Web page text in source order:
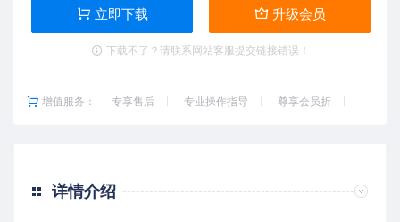
立即下载 升级会员
下载不了？请联系网站客服提交链接错误！
增值服务： 专享售后 专业操作指导 尊享会员折
详情介绍